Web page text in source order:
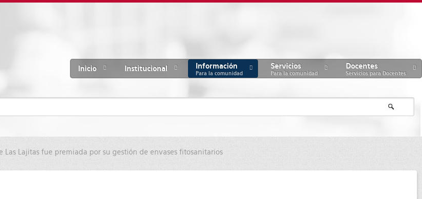
Inicio Institucional Información
Para la comunidad
Servicios
Para la comunidad
Docentes
Servicios para Docentes
Las Lajitas fue premiada por su gestión de envases fitosanitarios